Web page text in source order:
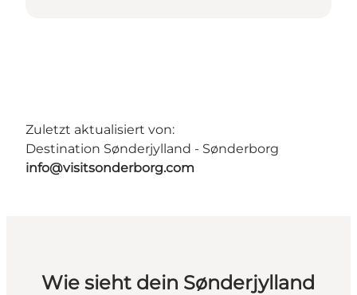
Zuletzt aktualisiert von:
Destination Sønderjylland - Sønderborg
info@visitsonderborg.com
Wie sieht dein Sønderjylland